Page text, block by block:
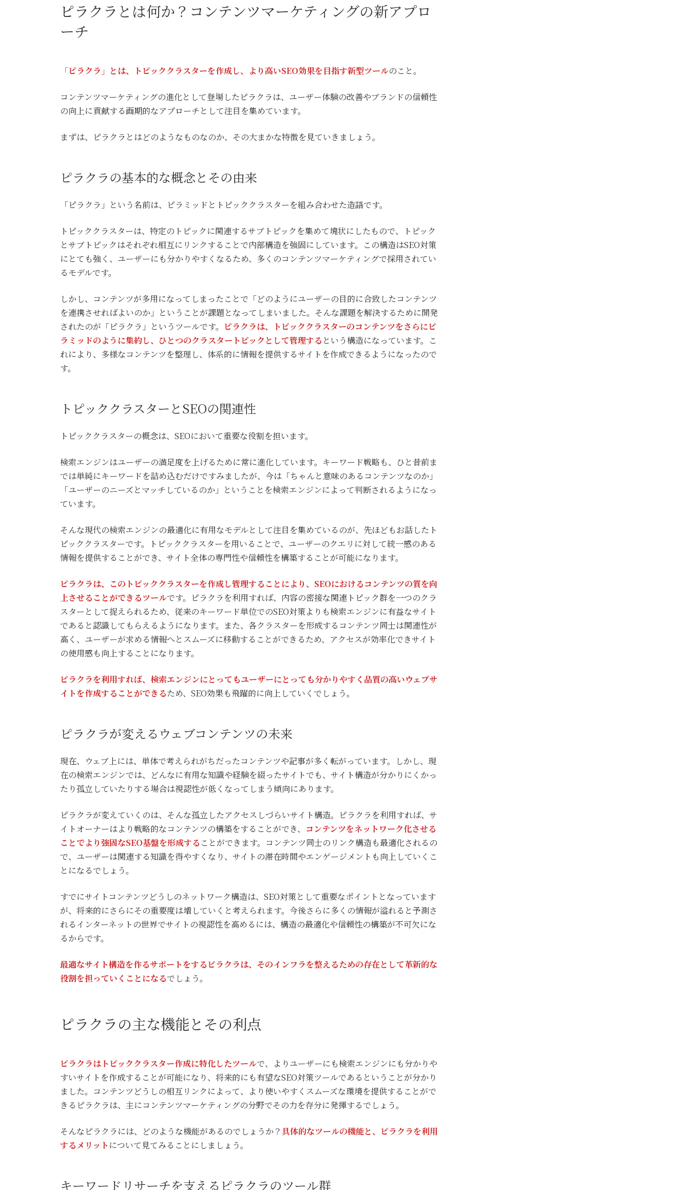
ピラクラとは何か？コンテンツマーケティングの新アプロ
ーチ
「ピラクラ」とは、トピッククラスターを作成し、より高いSEO効果を目指す新型ツールのこと。
コンテンツマーケティングの進化として登場したピラクラは、ユーザー体験の改善やブランドの信頼性
の向上に貢献する画期的なアプローチとして注目を集めています。
まずは、ピラクラとはどのようなものなのか、その大まかな特徴を見ていきましょう。
ピラクラの基本的な概念とその由来
「ピラクラ」という名前は、ピラミッドとトピッククラスターを組み合わせた造語です。
トピッククラスターは、特定のトピックに関連するサブトピックを集めて塊状にしたもので、トピック
とサブトピックはそれぞれ相互にリンクすることで内部構造を強固にしています。この構造はSEO対策
にとても強く、ユーザーにも分かりやすくなるため、多くのコンテンツマーケティングで採用されてい
るモデルです。
しかし、コンテンツが多用になってしまったことで「どのようにユーザーの目的に合致したコンテンツ
を連携させればよいのか」ということが課題となってしまいました。そんな課題を解決するために開発
されたのが「ピラクラ」というツールです。 ピラクラは、トピッククラスターのコンテンツをさらにピ
ラミッドのように集約し、ひとつのクラスタートピックとして管理する という構造になっています。こ
れにより、多様なコンテンツを整理し、体系的に情報を提供するサイトを作成できるようになったので
す。
トピッククラスターとSEOの関連性
トピッククラスターの概念は、SEOにおいて重要な役割を担います。
検索エンジンはユーザーの満足度を上げるために常に進化しています。キーワード戦略も、ひと昔前ま
では単純にキーワードを詰め込むだけですみましたが、今は「ちゃんと意味のあるコンテンツなのか」
「ユーザーのニーズとマッチしているのか」ということを検索エンジンによって判断されるようになっ
ています。
そんな現代の検索エンジンの最適化に有用なモデルとして注目を集めているのが、先ほどもお話したト
ピッククラスターです。トピッククラスターを用いることで、ユーザーのクエリに対して統一感のある
情報を提供することができ、サイト全体の専門性や信頼性を構築することが可能になります。
ピラクラは、このトピッククラスターを作成し管理することにより、SEOにおけるコンテンツの質を向
上させることができるツールです。ピラクラを利用すれば、内容の密接な関連トピック群を一つのクラ
スターとして捉えられるため、従来のキーワード単位でのSEO対策よりも検索エンジンに有益なサイト
であると認識してもらえるようになります。また、各クラスターを形成するコンテンツ同士は関連性が
高く、ユーザーが求める情報へとスムーズに移動することができるため、アクセスが効率化できサイト
の使用感も向上することになります。
ピラクラを利用すれば、検索エンジンにとってもユーザーにとっても分かりやすく品質の高いウェブサ
イトを作成することができるため、SEO効果も飛躍的に向上していくでしょう。
ピラクラが変えるウェブコンテンツの未来
現在、ウェブ上には、単体で考えられがちだったコンテンツや記事が多く転がっています。しかし、現
在の検索エンジンでは、どんなに有用な知識や経験を綴ったサイトでも、サイト構造が分かりにくかっ
たり孤立していたりする場合は視認性が低くなってしまう傾向にあります。
ピラクラが変えていくのは、そんな孤立したアクセスしづらいサイト構造。ピラクラを利用すれば、サ
イトオーナーはより戦略的なコンテンツの構築をすることができ、 コンテンツをネットワーク化させる
ことでより強固なSEO基盤を形成する ことができます。コンテンツ同士のリンク構造も最適化されるの
で、ユーザーは関連する知識を得やすくなり、サイトの滞在時間やエンゲージメントも向上していくこ
とになるでしょう。
すでにサイトコンテンツどうしのネットワーク構造は、SEO対策として重要なポイントとなっています
が、将来的にさらにその重要度は増していくと考えられます。今後さらに多くの情報が溢れると予測さ
れるインターネットの世界でサイトの視認性を高めるには、構造の最適化や信頼性の構築が不可欠にな
るからです。
最適なサイト構造を作るサポートをするピラクラは、そのインフラを整えるための存在として革新的な
役割を担っていくことになるでしょう。
ピラクラの主な機能とその利点
ピラクラはトピッククラスター作成に特化したツールで、よりユーザーにも検索エンジンにも分かりや
すいサイトを作成することが可能になり、将来的にも有望なSEO対策ツールであるということが分かり
ました。コンテンツどうしの相互リンクによって、より使いやすくスムーズな環境を提供することがで
きるピラクラは、主にコンテンツマーケティングの分野でその力を存分に発揮するでしょう。
そんなピラクラには、どのような機能があるのでしょうか？具体的なツールの機能と、ピラクラを利用
するメリット について見てみることにしましょう。
キーワードリサーチを支えるピラクラのツール群